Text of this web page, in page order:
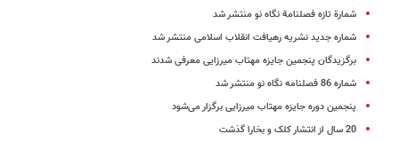
شمارة تازه فصلنامة نگاه‌ نو منتشر شد
شماره جدید نشریه رهیافت انقلاب اسلامی منتشر شد
برگزیدگان پنجمین جایزه مهتاب میرزایی معرفی شدند
شماره 86 فصلنامه نگاه ‌نو منتشر شد
پنجمین دوره جایزه مهتاب میرزایی برگزار‌ می‌شود
20 سال از انتشار کلک و بخارا گذشت